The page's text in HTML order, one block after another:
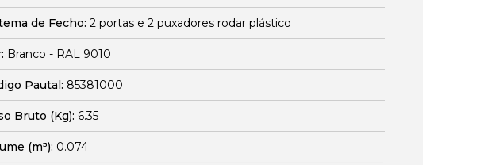
de Fecho: 2 portas e 2 puxadores rodar plástico
Branco - RAL 9010
Pautal: 85381000
Bruto (Kg): 6.35
(m³): 0.074